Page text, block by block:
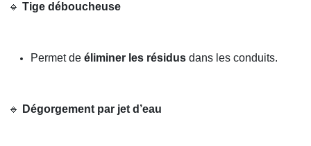
🔹 Tige déboucheuse
Permet de éliminer les résidus dans les conduits.
🔹 Dégorgement par jet d’eau